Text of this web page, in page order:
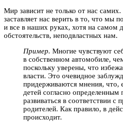
Мир зависит не только от нас
заставляет нас верить в то, что мы
и все в наших руках, хотя на самом
обстоятельств, неподвластных нам.
Пример. Многие чувствуют
в собственном автомобиле,
поскольку уверены, что
власти. Это очевидное
придерживаются мнения, что,
детей согласно
развиваться в соответствии с
родителей. Как правило, в
происходит.